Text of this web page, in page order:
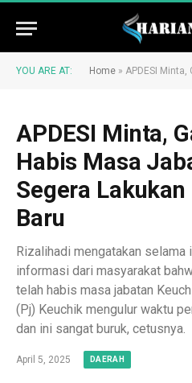
YOU ARE AT: Home » APDESI Minta, Gampong
APDESI Minta,
Habis Masa
Segera
Baru
Rizalihadi mengatakan selama
informasi dari masyarakat
telah habis masa jabatan
(Pj) Keuchik mengulur waktu
dan ini sangat buruk, cetusnya.
April 5, 2025 DAERAH